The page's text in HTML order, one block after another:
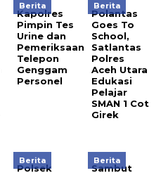
Berita
Kapolres
Pimpin Tes
Urine dan
Pemeriksaan
Telepon
Genggam
Personel
Berita
Polantas
Goes To
School,
Satlantas
Polres
Aceh Utara
Edukasi
Pelajar
SMAN 1 Cot
Girek
Berita
Polsek
Berita
Sambut